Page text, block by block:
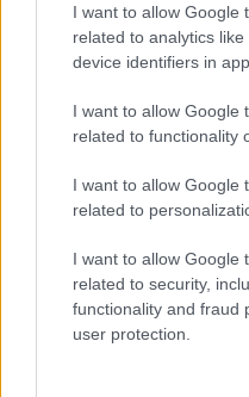
I want to allow Google
related to analytics
device identifiers in
I want to allow Google
related to functionality
I want to allow Google
related to
I want to allow Google
related to security,
functionality and fraud
user protection.